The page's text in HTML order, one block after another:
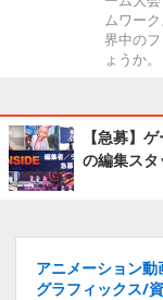
ムワー
界中の
ょうか。
【急募】
の編集ス
アニメーション
グラフィックス/